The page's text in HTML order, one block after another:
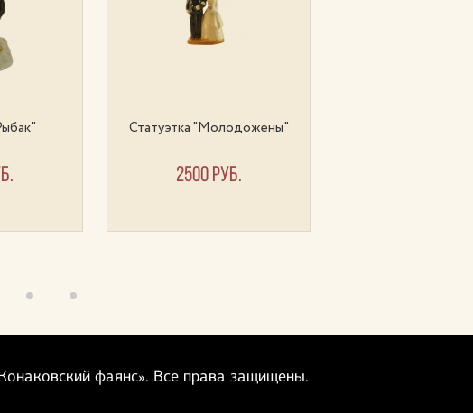
Статуэтка "Молодожены"
2500 руб.
фаянс». Все права защищены.